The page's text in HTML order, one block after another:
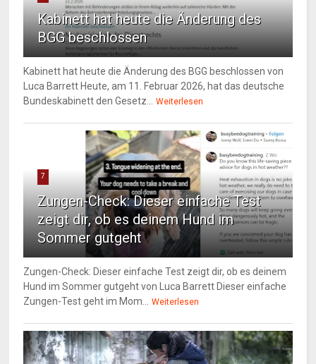
Kabinett hat heute die Änderung des
BGG beschlossen
Kabinett hat heute die Änderung des BGG beschlossen von
Luca Barrett Heute, am 11. Februar 2026, hat das deutsche
Bundeskabinett den Gesetz... Weiterlesen
7
Zungen-Check: Dieser einfache Test
zeigt dir, ob es deinem Hund im
Sommer gutgeht
Zungen-Check: Dieser einfache Test zeigt dir, ob es deinem
Hund im Sommer gutgeht von Luca Barrett Dieser einfache
Zungen-Test geht im Mom... Weiterlesen